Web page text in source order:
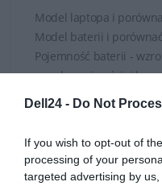
Dell24 - Do Not
If you wish to opt-out of
processing of your
targeted advertising by
Model laptopa i
Model baterii i
Pojemność baterii -
za sobą najczęściej
Napięcie baterii
W razie wątpliwości
naszych Doradców,